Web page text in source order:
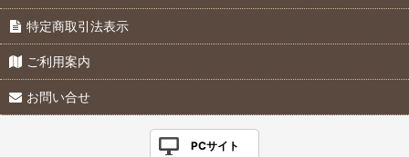
特定商取引法表示
ご利用案内
お問い合せ
PCサイト